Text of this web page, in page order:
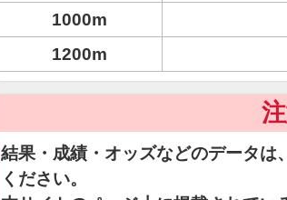
1000m
1200m
結果・成績・オッズなどのデータは
ください。